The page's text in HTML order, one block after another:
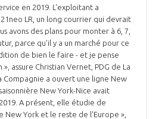
en 2019. L'exploitant a
LR, un long courrier qui devrait
avons des plans pour monter à 6, 7,
parce qu'il y a un marché pour ce
de bien le faire - et je pense
assure Christian Vernet, PDG de La
Compagnie a ouvert une ligne New
New York-Nice avait
A présent, elle étudie de
New York et le reste de l'Europe »,